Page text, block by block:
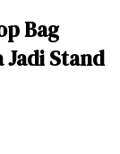
Bag
Jadi Stand